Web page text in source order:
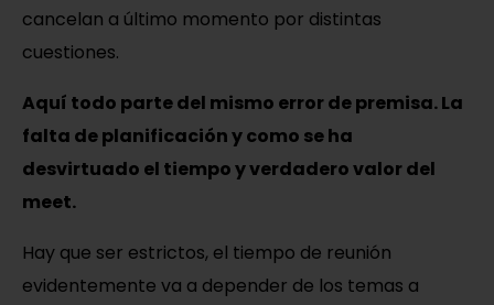
cancelan a último momento por distintas
cuestiones.
Aquí todo parte del mismo error de premisa. La
falta de planificación y como se ha
desvirtuado el tiempo y verdadero valor del
meet.
Hay que ser estrictos, el tiempo de reunión
evidentemente va a depender de los temas a